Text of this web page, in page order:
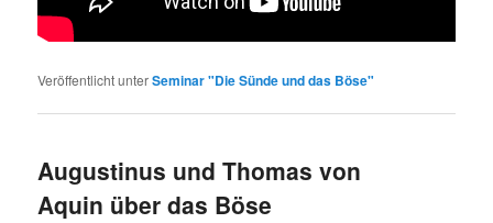
Veröffentlicht unterSeminar "Die Sünde und das Böse"
Augustinus und Thomas von
Aquin über das Böse